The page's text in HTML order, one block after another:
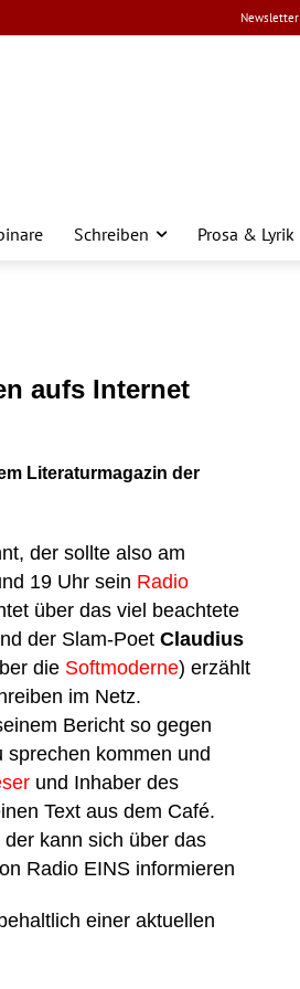
Newsletter
Schreiben Prosa & Lyrik
aufs Internet
Literaturmagazin der
der sollte also am
19 Uhr sein Radio
über das viel beachtete
der Slam-Poet Claudius
die Softmoderne) erzählt
im Netz.
Bericht so gegen
sprechen kommen und
und Inhaber des
Text aus dem Café.
kann sich über das
Radio EINS informieren
einer aktuellen